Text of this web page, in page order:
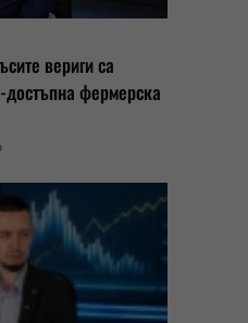
вериги са
фермерска